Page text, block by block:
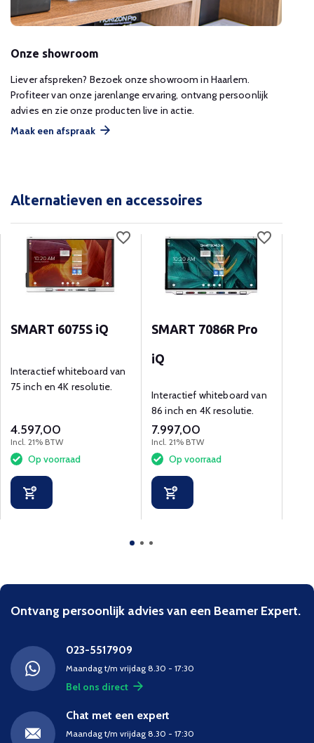
Onze showroom
Liever afspreken? Bezoek onze showroom in Haarlem.
Profiteer van onze jarenlange ervaring, ontvang persoonlijk
advies en zie onze producten live in actie.
Maak een afspraak
Alternatieven en accessoires
SMART 6075S iQ
Interactief whiteboard van
75 inch en 4K resolutie.
4.597,00
Incl. 21% BTW
Op voorraad
SMART 7086R Pro
iQ
Interactief whiteboard van
86 inch en 4K resolutie.
7.997,00
Incl. 21% BTW
Op voorraad
Ontvang persoonlijk advies van een Beamer Expert.
023-5517909
Maandag t/m vrijdag 8.30 - 17:30
Bel ons direct
Chat met een expert
Maandag t/m vrijdag 8.30 - 17:30